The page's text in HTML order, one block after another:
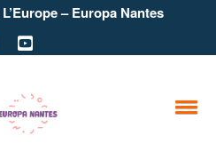
– Europa Nantes